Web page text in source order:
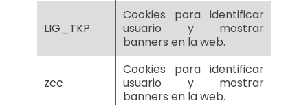
LIG_TKP
Cookies para identificar
usuario y mostrar
banners en la web.
zcc
Cookies para identificar
usuario y mostrar
banners en la web.